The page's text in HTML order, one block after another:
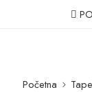
Početna